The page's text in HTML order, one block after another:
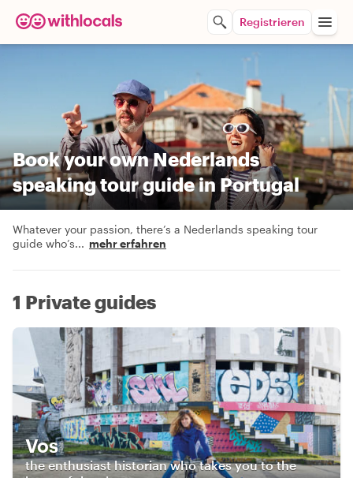
Registrieren
Book your own Nederlands
speaking tour guide in Portugal
Whatever your passion, there’s a Nederlands speaking tour
guide who’s... mehr erfahren
1 Private guides
Vos
the enthusiast historian who takes you to the